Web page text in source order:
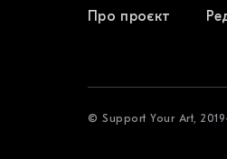
Про проєкт
© Support Your Art,